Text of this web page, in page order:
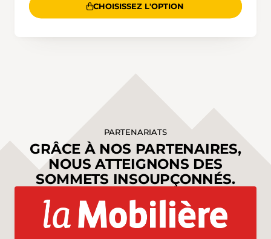
CHOISISSEZ L'OPTION
PARTENARIATS
GRÂCE À NOS PARTENAIRES,
NOUS ATTEIGNONS DES
SOMMETS INSOUPÇONNÉS.